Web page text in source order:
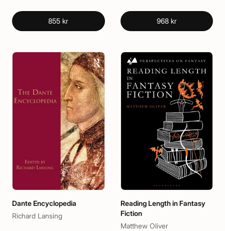
855 kr 968 kr
Dante Encyclopedia
Richard Lansing
Reading Length in Fantasy
Fiction
Matthew Oliver